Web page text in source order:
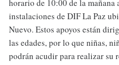
horario de 10:00 de la mañana
instalaciones de DIF La Paz
Nuevo. Estos apoyos están
las edades, por lo que niñas,
podrán acudir para realizar su